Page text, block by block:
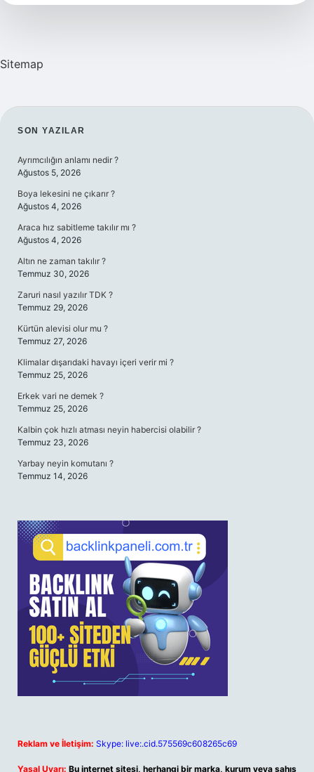
Sitemap
SIDEBAR
SON YAZILAR
Ayrımcılığın anlamı nedir ?
Ağustos 5, 2026
Boya lekesini ne çıkarır ?
Ağustos 4, 2026
Araca hız sabitleme takılır mı ?
Ağustos 4, 2026
Altın ne zaman takılır ?
Temmuz 30, 2026
Zaruri nasıl yazılır TDK ?
Temmuz 29, 2026
Kürtün alevisi olur mu ?
Temmuz 27, 2026
Klimalar dışarıdaki havayı içeri verir mi ?
Temmuz 25, 2026
Erkek vari ne demek ?
Temmuz 25, 2026
Kalbin çok hızlı atması neyin habercisi olabilir ?
Temmuz 23, 2026
Yarbay neyin komutanı ?
Temmuz 14, 2026
Reklam ve İletişim: Skype: live:.cid.575569c608265c69
Yasal Uyarı: Bu internet sitesi, herhangi bir marka, kurum veya şahıs